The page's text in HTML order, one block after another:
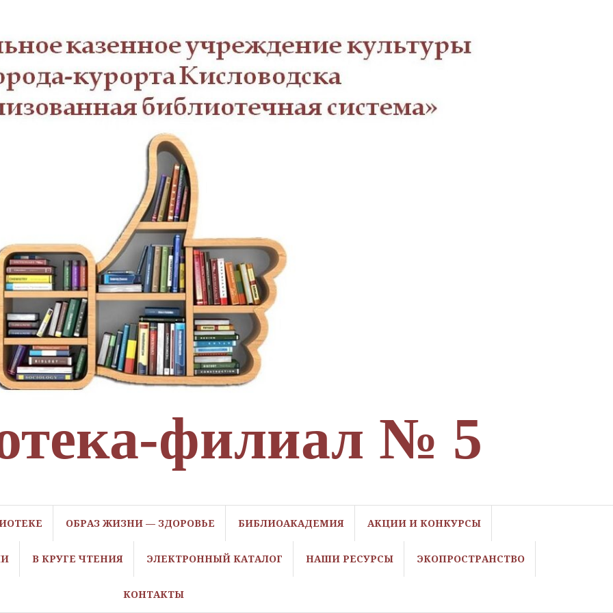
филиал № 5
ОБРАЗ ЖИЗНИ — ЗДОРОВЬЕ БИБЛИОАКАДЕМИЯ АКЦИИ И КОНКУРСЫ
В КРУГЕ ЧТЕНИЯ ЭЛЕКТРОННЫЙ КАТАЛОГ НАШИ РЕСУРСЫ ЭКОПРОСТРАНСТВО
КОНТАКТЫ